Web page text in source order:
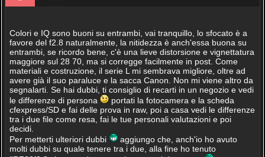
Colori e IQ sono buoni su entrambi, vai tranquillo, lo sfocato è a
favore del f2.8 naturalmente, la nitidezza è anch'essa buona su
entrambi, se ricordo bene, c'è una lieve distorsione e vignettatura
maggiore sul 28 70, ma si corregge facilmente in post. Come
materiali e costruzione, il serie L mi sembrava migliore, oltre ad
avere già il suo paraluce e la sacca Canon. Non mi viene altro da
segnalarti. Se hai dubbi, ti consiglio di recarti in un negozio e vedi
le differenze di persona
portati la fotocamera e la scheda
cfexpress/SD e fai delle prova in raw, poi a casa vedi le differenze
tra i due file come resa, fai le tue personali valutazioni e poi
decidi.
Per metterti ulteriori dubbi
aggiungo che, anch'io ho avuto
molti dubbi su quale tenere tra i due, alla fine ho tenuto